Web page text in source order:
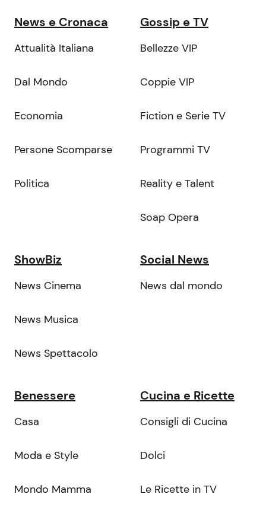
News e Cronaca
Attualità Italiana
Dal Mondo
Economia
Persone Scomparse
Politica
Gossip e TV
Bellezze VIP
Coppie VIP
Fiction e Serie TV
Programmi TV
Reality e Talent
Soap Opera
ShowBiz
News Cinema
News Musica
News Spettacolo
Social News
News dal mondo
Benessere
Casa
Moda e Style
Mondo Mamma
Cucina e Ricette
Consigli di Cucina
Dolci
Le Ricette in TV